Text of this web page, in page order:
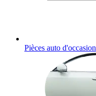
Pièces auto d'occasion